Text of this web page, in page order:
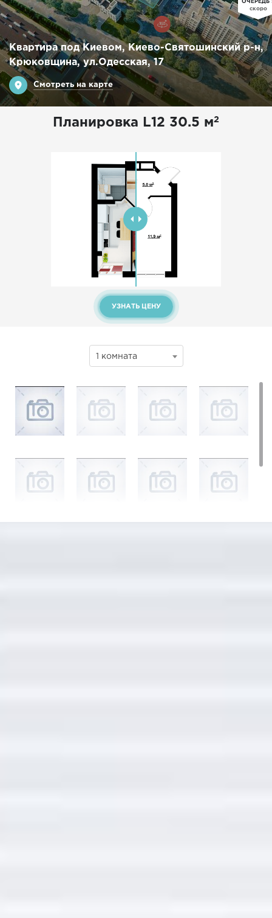
ОЧЕРЕДЬ
скоро
Квартира под Киевом, Киево-Святошинский р-н,
Крюковщина, ул.Одесская, 17
Смотреть на карте
Планировка L12 30.5 м2
УЗНАТЬ ЦЕНУ
1 комната